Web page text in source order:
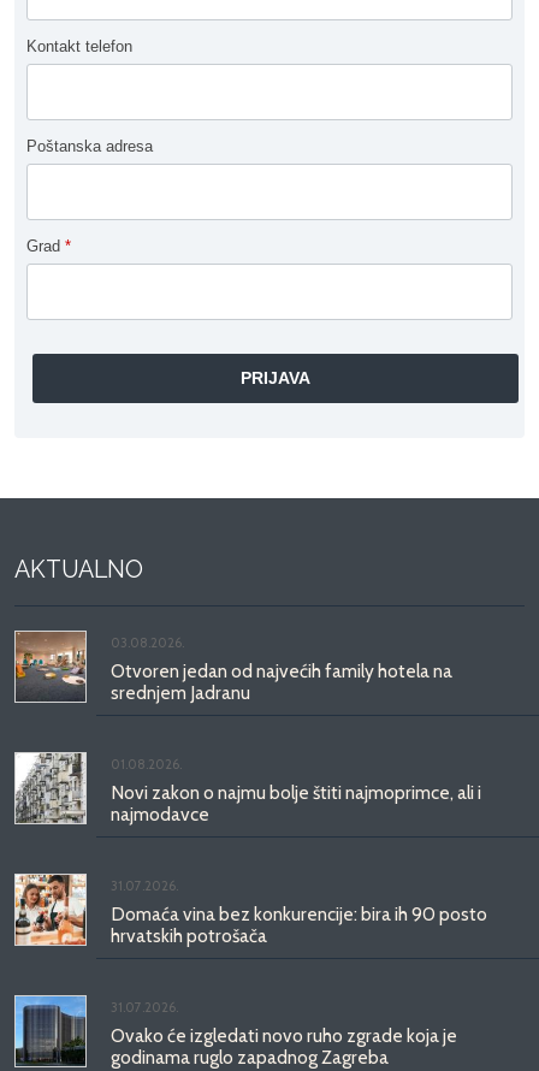
Kontakt telefon
Poštanska adresa
Grad *
AKTUALNO
03.08.2026.
Otvoren jedan od najvećih family hotela na
srednjem Jadranu
01.08.2026.
Novi zakon o najmu bolje štiti najmoprimce, ali i
najmodavce
31.07.2026.
Domaća vina bez konkurencije: bira ih 90 posto
hrvatskih potrošača
31.07.2026.
Ovako će izgledati novo ruho zgrade koja je
godinama ruglo zapadnog Zagreba